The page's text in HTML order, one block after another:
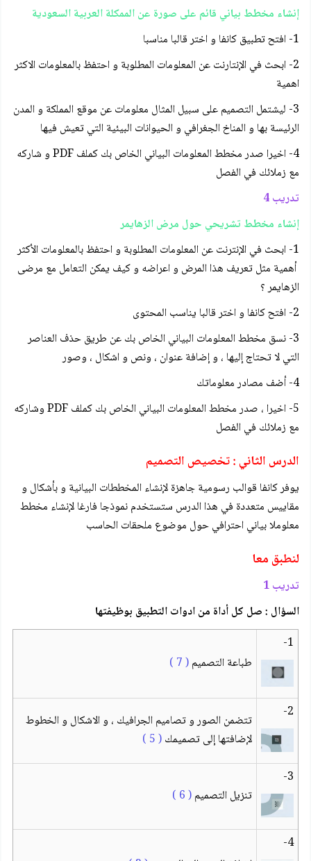
إنشاء مخطط بياني قائم على صورة عن الممكلة العربية السعودية
1- افتح تطبيق كانفا و اختر قالبا مناسبا
2- ابحث في الإنتارنت عن المعلومات المطلوبة و احتفظ بالمعلومات الاكثر
اهمية
3- ليشتمل التصميم على سبيل المثال معلومات عن موقع المملكة و المدن
الرئيسة بها و المناخ الجغرافي و الحيوانات البيئية التي تعيش فيها
4- اخيرا صدر مخطط المعلومات البياني الخاص بك كملف PDF و شاركه
مع زملائك في الفصل
تدريب 4
إنشاء مخطط تشريحي حول مرض الزهايمر
1- ابحث في الإنترنت عن المعلومات المطلوبة و احتفظ بالمعلومات الأكثر
أهمية مثل تعريف هذا المرض و اعراضه و كيف يمكن التعامل مع مرضى
الزهايمر ؟
2- افتح كانفا و اختر قالبا يناسب المحتوى
3- نسق مخطط المعلومات البياني الخاص بك عن طريق حذف العناصر
التي لا تحتاج إليها ، و إضافة عنوان ، ونص و اشكال ، وصور
4- أضف مصادر معلوماتك
5- اخيرا ، صدر مخطط المعلومات البياني الخاص بك كملف PDF وشاركه
مع زملائك في الفصل
الدرس الثاني : تخصيص التصميم
يوفر كانفا قوالب رسومية جاهزة لإنشاء المخططات البيانية و بأشكال و
مقاييس متعددة في هذا الدرس ستستخدم نموذجا فارغا لإنشاء مخطط
معلوملا بياني احترافي حول موضوع ملحقات الحاسب
لنطبق معا
تدريب 1
السؤال : صل كل أداة من ادوات التطبيق بوظيفتها
1-
طباعة التصميم( 7 )
2-
تتضمن الصور و تصاميم الجرافيك ، و الاشكال و الخطوط
لإضافتها إلى تصميمك( 5 )
3-
تنزيل التصميم( 6 )
4-